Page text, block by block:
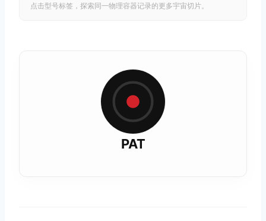
点击型号标签，探索同一物理容器记录的更多宇宙切片。
PAT